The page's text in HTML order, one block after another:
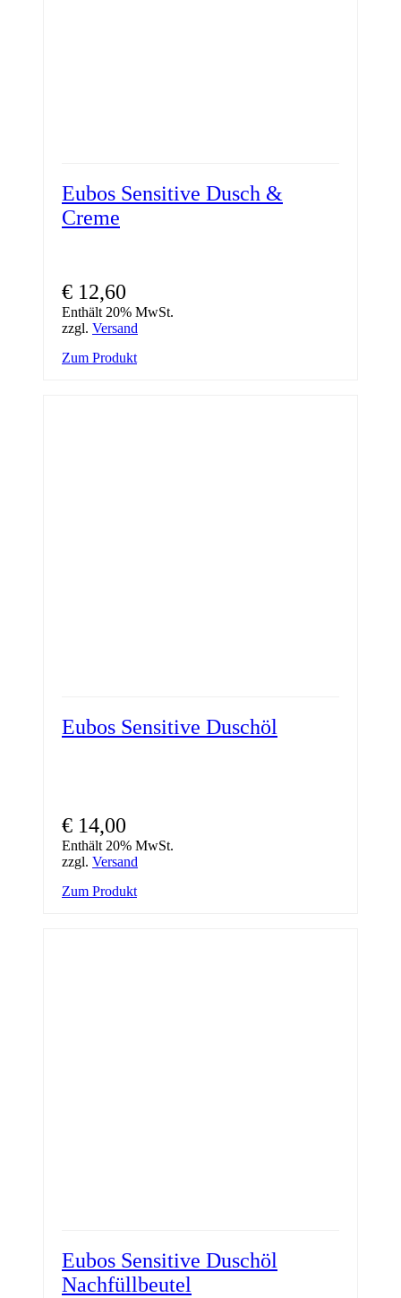
Eubos Sensitive Dusch &
Creme
€ 12,60
Enthält 20% MwSt.
zzgl. Versand
Zum Produkt
Eubos Sensitive Duschöl
€ 14,00
Enthält 20% MwSt.
zzgl. Versand
Zum Produkt
Eubos Sensitive Duschöl
Nachfüllbeutel